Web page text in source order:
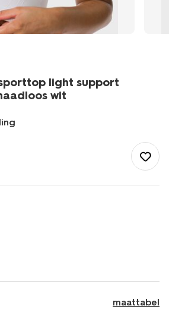
light support
wit
maattabel